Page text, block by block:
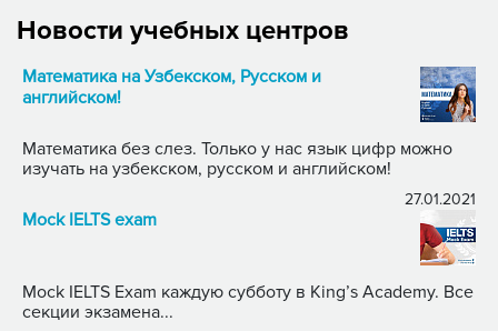
Новости учебных центров
Математика на Узбекском, Русском и
английском!
Математика без слез. Только у нас язык цифр можно
изучать на узбекском, русском и английском!
27.01.2021
Mock IELTS exam
Mock IELTS Exam каждую субботу в King’s Academy. Все
секции экзамена...